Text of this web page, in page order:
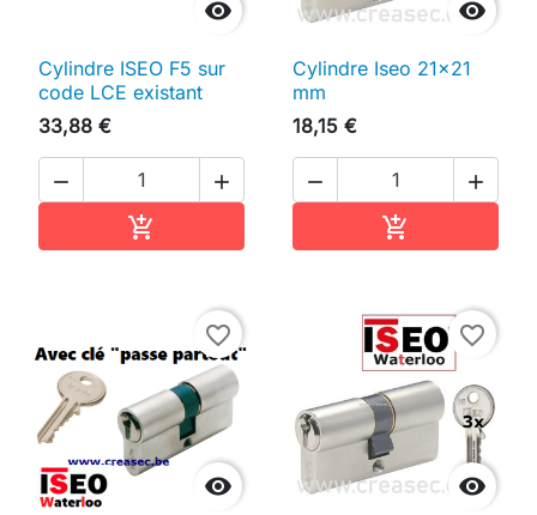

Cylindre ISEO F5 sur
code LCE existant
33,88 €
 


Cylindre Iseo 21x21
mm
18,15 €
 


favorite_border

favorite_border